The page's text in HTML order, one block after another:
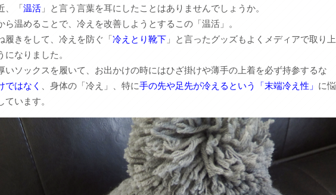
、「温活 」と言う言葉を耳にしたことはありませんでしょうか。
ら温めることで、冷えを改善しようとするこの「温活」。
履きをして、冷えを防ぐ「冷えとり靴下 」と言ったグッズもよくメディアで取り上
なりました。
いソックスを履いて、お出かけの時にはひざ掛けや薄手の上着を必ず持参するな
ではなく 、身体の「冷え」、特に手の先や足先が冷えるという「末端冷え性」 に悩
います。